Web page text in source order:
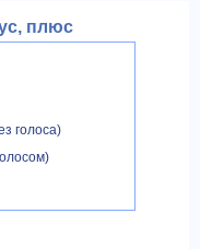
плюс
голоса)